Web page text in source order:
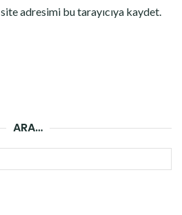
adresimi bu tarayıcıya kaydet.
ARA…